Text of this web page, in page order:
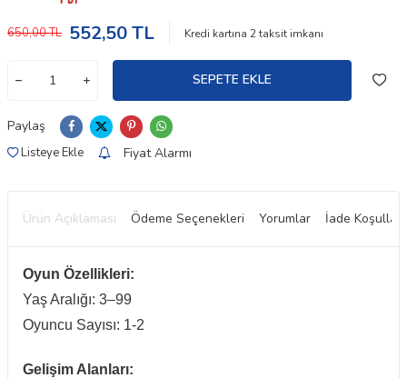
650,00TL 552,50TL Kredi kartına 2taksit imkanı
SEPETE EKLE
Paylaş
Listeye Ekle Fiyat Alarmı
Ürün Açıklaması Ödeme Seçenekleri Yorumlar İade Koşulları
Oyun Özellikleri:
Yaş Aralığı: 3–99
Oyuncu Sayısı: 1-2
Gelişim Alanları: